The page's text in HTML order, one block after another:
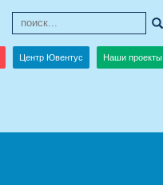
Центр Ювентус Наши проекты